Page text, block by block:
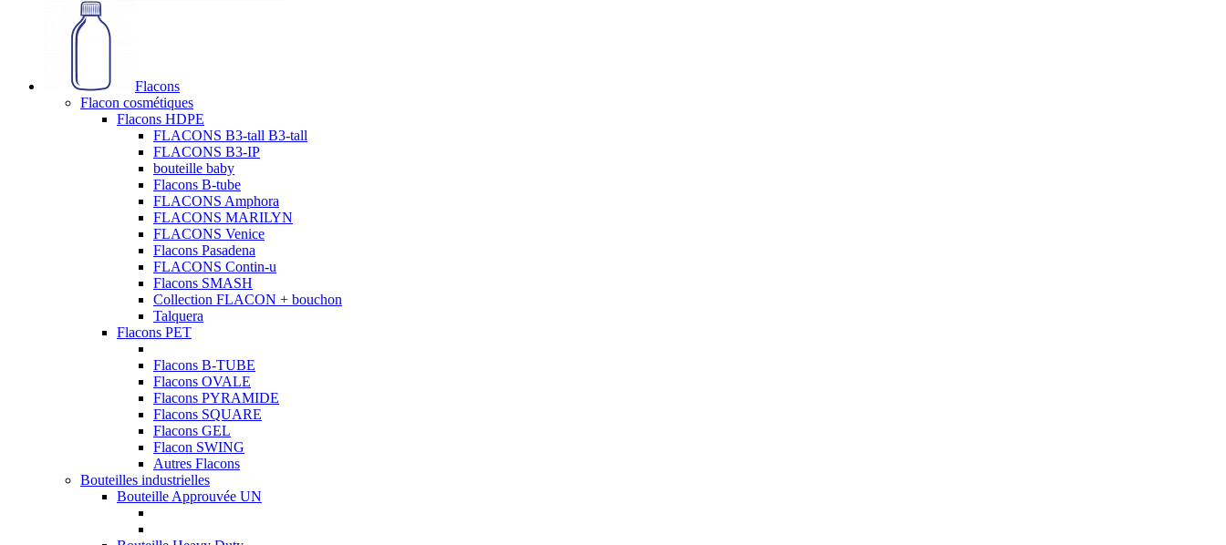
Flacons
Flacon cosmétiques
Flacons HDPE
FLACONS B3-tall B3-tall
FLACONS B3-IP
bouteille baby
Flacons B-tube
FLACONS Amphora
FLACONS MARILYN
FLACONS Venice
Flacons Pasadena
FLACONS Contin-u
Flacons SMASH
Collection FLACON + bouchon
Talquera
Flacons PET
Flacons B-TUBE
Flacons OVALE
Flacons PYRAMIDE
Flacons SQUARE
Flacons GEL
Flacon SWING
Autres Flacons
Bouteilles industrielles
Bouteille Approuvée UN